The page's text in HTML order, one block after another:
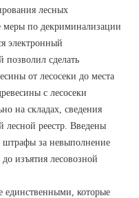
лесных
по декриминализации
электронный
позволил сделать
от лесосеки до места
с лесосеки
на складах, сведения
лесной реестр. Введены
штрафы за невыполнение
изъятия лесовозной
которые